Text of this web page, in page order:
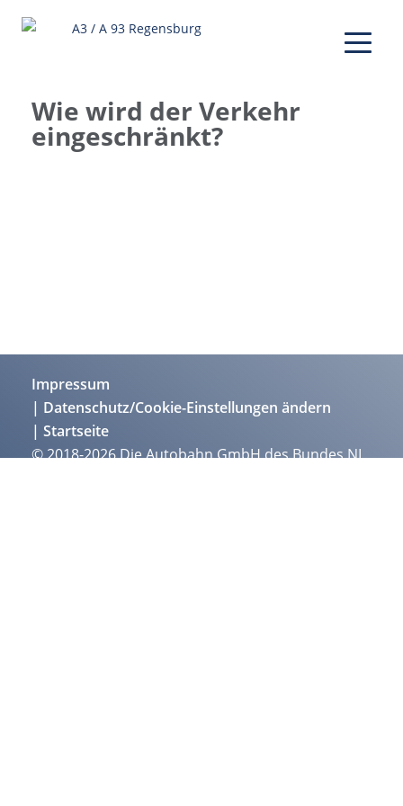
Wie wird der Verkehr
eingeschränkt?
Impressum
Datenschutz/Cookie-Einstellungen ändern
Startseite
© 2018-2026 Die Autobahn GmbH des Bundes NL